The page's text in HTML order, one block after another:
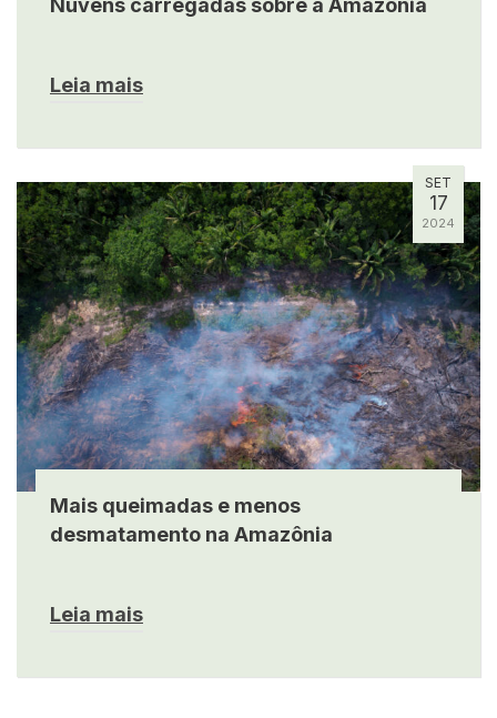
Nuvens carregadas sobre a Amazônia
Leia mais
SET
17
2024
Mais queimadas e menos
desmatamento na Amazônia
Leia mais